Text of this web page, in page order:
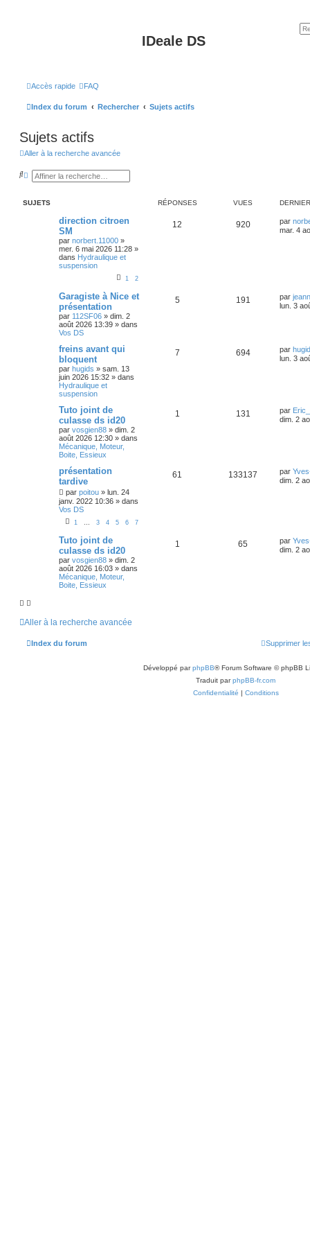
IDeale DS
Accès rapide FAQ
Index du forum Rechercher Sujets actifs
Sujets actifs
Aller à la recherche avancée
R
e
R
e
SUJETS RÉPONSES VUES
direction citroen
SM
par norbert.11000 »
mer. 6 mai 2026 11:28 »
dans Hydraulique et
suspension
1 2
12 920 par
mar. 4
Garagiste à Nice et
présentation
par 112SF06 » dim. 2
août 2026 13:39 » dans
Vos DS
5 191 par
lun. 3
freins avant qui
bloquent
par hugids » sam. 13
juin 2026 15:32 » dans
Hydraulique et
suspension
7 694 par
lun. 3
Tuto joint de
culasse ds id20
par vosgien88 » dim. 2
août 2026 12:30 » dans
Mécanique, Moteur,
Boite, Essieux
1 131 par
dim. 2
présentation
tardive
par poitou » lun. 24
janv. 2022 10:36 » dans
Vos DS
1 3 4 5 6 7
61 133137 par
dim. 2
Tuto joint de
culasse ds id20
par vosgien88 » dim. 2
août 2026 16:03 » dans
Mécanique, Moteur,
Boite, Essieux
1 65 par
dim. 2
Aller à la recherche avancée
Index du forum Supprimer
Développé parphpBB® Forum Software © phpBB
Traduit parphpBB-fr.com
Confidentialité | Conditions